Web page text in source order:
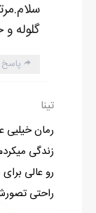
_قطعا برات خرج
امیرسام پوزخندی
_کافیه لب تر
می‌شدی.
_مطمعن باش اگه
امیرسام
شانه‌هایش بود
_حیف شد . مردم
گلوله
پاسخ
تینا
رمان خیلیی
زندگی
رو عالی
راحتی